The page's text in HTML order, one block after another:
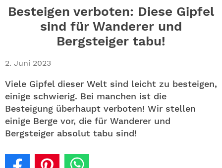
Besteigen verboten: Diese Gipfel
sind für Wanderer und
Bergsteiger tabu!
2. Juni 2023
Viele Gipfel dieser Welt sind leicht zu besteigen,
einige schwierig. Bei manchen ist die
Besteigung überhaupt verboten! Wir stellen
einige Berge vor, die für Wanderer und
Bergsteiger absolut tabu sind!
NEWSLETTER
ALLE THEMEN
SHOP